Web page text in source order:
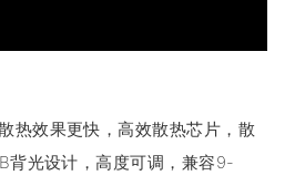
热效果更快，高效散热芯片，散
背光设计，高度可调，兼容9-